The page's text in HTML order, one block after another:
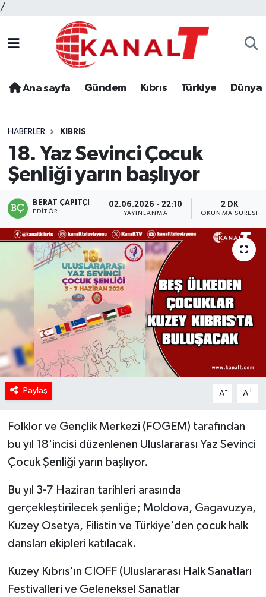
/
Ana sayfa Gündem Kıbrıs Türkiye Dünya
HABERLER KIBRIS
18. Yaz Sevinci Çocuk
Şenliği yarın başlıyor
BERAT ÇAPITÇI
EDITÖR
02.06.2026 - 22:10
YAYINLANMA
2 DK
OKUNMA SÜRESI
Paylaş A- A+
Folklor ve Gençlik Merkezi (FOGEM) tarafından
bu yıl 18'incisi düzenlenen Uluslararası Yaz Sevinci
Çocuk Şenliği yarın başlıyor.
Bu yıl 3-7 Haziran tarihleri arasında
gerçekleştirilecek şenliğe; Moldova, Gagavuzya,
Kuzey Osetya, Filistin ve Türkiye'den çocuk halk
dansları ekipleri katılacak.
Kuzey Kıbrıs'ın CIOFF (Uluslararası Halk Sanatları
Festivalleri ve Geleneksel Sanatlar